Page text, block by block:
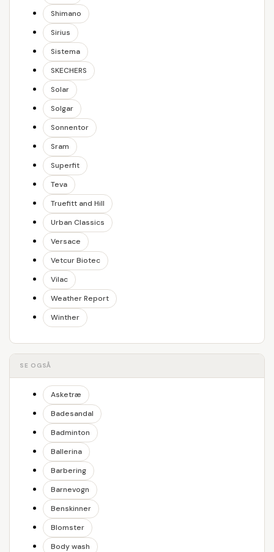
Shimano
Sirius
Sistema
SKECHERS
Solar
Solgar
Sonnentor
Sram
Superfit
Teva
Truefitt and Hill
Urban Classics
Versace
Vetcur Biotec
Vilac
Weather Report
Winther
SE OGSÅ
Asketræ
Badesandal
Badminton
Ballerina
Barbering
Barnevogn
Benskinner
Blomster
Body wash